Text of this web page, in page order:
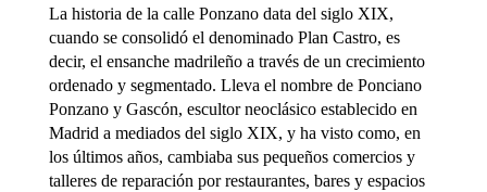
La historia de la calle Ponzano data del siglo XIX,
cuando se consolidó el denominado Plan Castro, es
decir, el ensanche madrileño a través de un crecimiento
ordenado y segmentado. Lleva el nombre de Ponciano
Ponzano y Gascón, escultor neoclásico establecido en
Madrid a mediados del siglo XIX, y ha visto como, en
los últimos años, cambiaba sus pequeños comercios y
talleres de reparación por restaurantes, bares y espacios